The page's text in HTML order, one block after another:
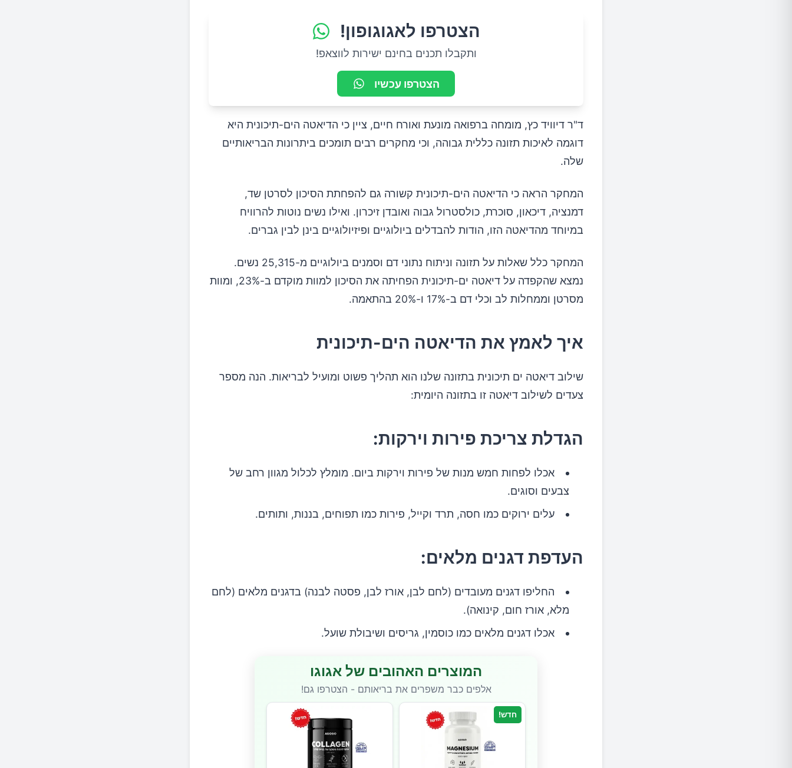
הצטרפו לאגוגופון!
ותקבלו תכנים בחינם ישירות לווצאפ!
הצטרפו עכשיו
ד"ר דיוויד כץ, מומחה ברפואה מונעת ואורח חיים, ציין כי הדיאטה הים-תיכונית היא
דוגמה לאיכות תזונה כללית גבוהה, וכי מחקרים רבים תומכים ביתרונות הבריאותיים
שלה.
המחקר הראה כי הדיאטה הים-תיכונית קשורה גם להפחתת הסיכון לסרטן שד,
דמנציה, דיכאון, סוכרת, כולסטרול גבוה ואובדן זיכרון. ואילו נשים נוטות להרוויח
במיוחד מהדיאטה הזו, הודות להבדלים ביולוגיים ופיזיולוגיים בינן לבין גברים.
המחקר כלל שאלות על תזונה וניתוח נתוני דם וסמנים ביולוגיים מ-25,315 נשים.
נמצא שהקפדה על דיאטה ים-תיכונית הפחיתה את הסיכון למוות מוקדם ב-23%, ומוות
מסרטן וממחלות לב וכלי דם ב-17% ו-20% בהתאמה.
איך לאמץ את הדיאטה הים-תיכונית
שילוב דיאטה ים תיכונית בתזונה שלנו הוא תהליך פשוט ומועיל לבריאות. הנה מספר
צעדים לשילוב דיאטה זו בתזונה היומית:
הגדלת צריכת פירות וירקות:
אכלו לפחות חמש מנות של פירות וירקות ביום. מומלץ לכלול מגוון רחב של
צבעים וסוגים.
עלים ירוקים כמו חסה, תרד וקייל, פירות כמו תפוחים, בננות, ותותים.
העדפת דגנים מלאים:
החליפו דגנים מעובדים (לחם לבן, אורז לבן, פסטה לבנה) בדגנים מלאים (לחם
מלא, אורז חום, קינואה).
אכלו דגנים מלאים כמו כוסמין, גריסים ושיבולת שועל.
המוצרים האהובים של אגוגו
אלפים כבר משפרים את בריאותם - הצטרפו גם!
חדש!